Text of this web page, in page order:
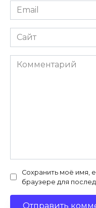
Email
*
Сайт
Комментарий
Сохранить моё имя,
браузере для